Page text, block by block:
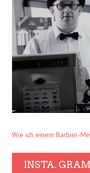
Wie ich einem Barbier-
INSTA.